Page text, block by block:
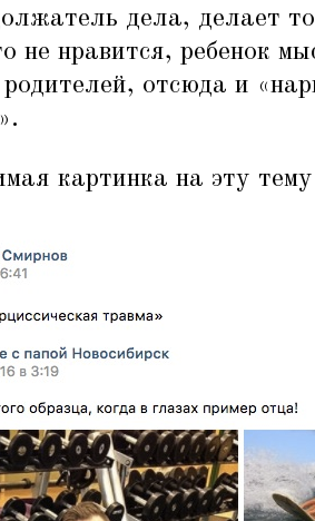
дела, делает
не нравится, ребенок
отсюда и «
картинка на эту